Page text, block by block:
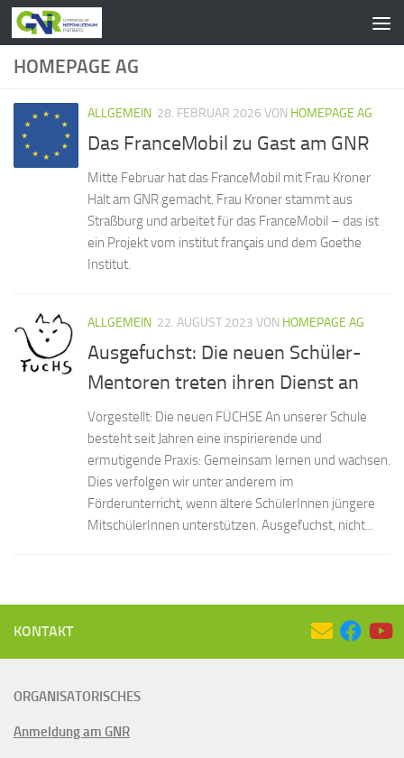
Zum Inhalt springen
HOMEPAGE AG
ALLGEMEIN 28. FEBRUAR 2026 VON HOMEPAGE AG
Das FranceMobil zu Gast am GNR
Mitte Februar hat das FranceMobil mit Frau Kroner
Halt am GNR gemacht. Frau Kroner stammt aus
Straßburg und arbeitet für das FranceMobil – das ist
ein Projekt vom institut français und dem Goethe
Institut.
ALLGEMEIN 22. AUGUST 2023 VON HOMEPAGE AG
Ausgefuchst: Die neuen Schüler-
Mentoren treten ihren Dienst an
Vorgestellt: Die neuen FÜCHSE An unserer Schule
besteht seit Jahren eine inspirierende und
ermutigende Praxis: Gemeinsam lernen und wachsen.
Dies verfolgen wir unter anderem im
Förderunterricht, wenn ältere SchülerInnen jüngere
MitschülerInnen unterstützen. Ausgefuchst, nicht...
KONTAKT
ORGANISATORISCHES
Anmeldung am GNR